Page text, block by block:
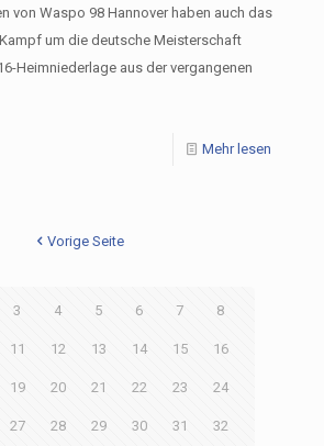
von Waspo 98 Hannover haben auch das
um die deutsche Meisterschaft
Heimniederlage aus der vergangenen
Mehr lesen
Vorige Seite
3 4 5 6 7 8
11 12 13 14 15 16
19 20 21 22 23 24
27 28 29 30 31 32